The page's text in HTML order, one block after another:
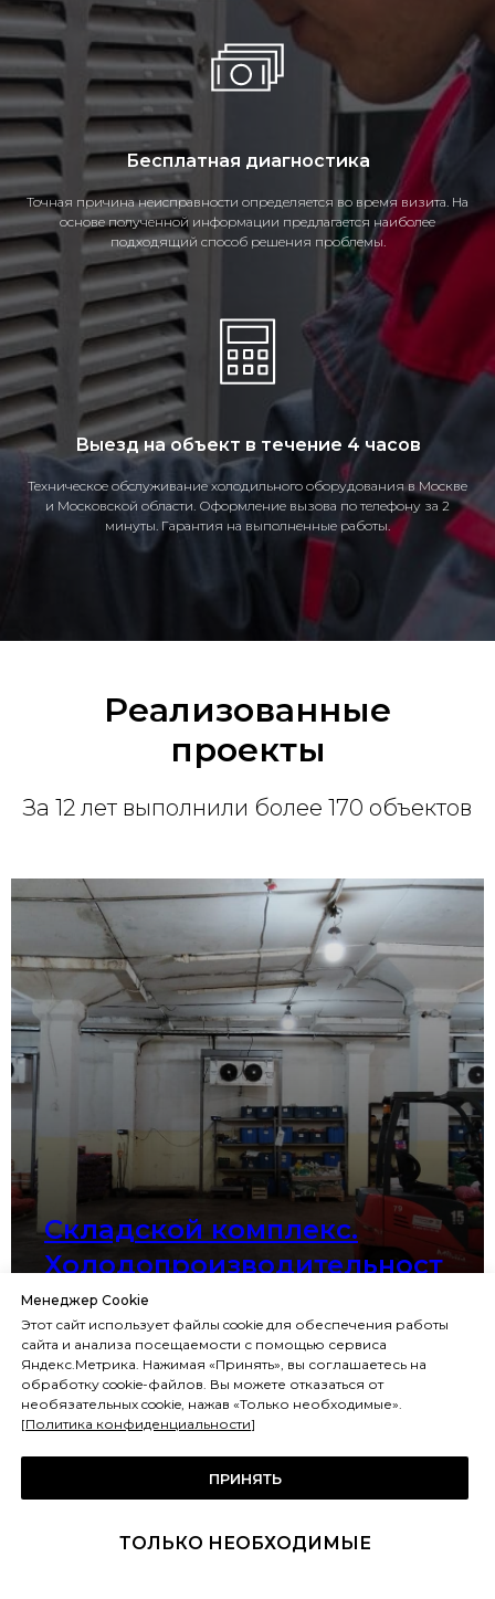
Бесплатная диагностика
Точная причина неисправности определяется во время визита. На
основе полученной информации предлагается наиболее
подходящий способ решения проблемы.
Выезд на объект в течение 4 часов
Техническое обслуживание холодильного оборудования в Москве
и Московской области. Оформление вызова по телефону за 2
минуты. Гарантия на выполненные работы.
Реализованные
проекты
За 12 лет выполнили более 170 объектов
Складской комплекс.
Холодопроизводительност
ь более 1 мВт.
Менеджер Cookie
Этот сайт использует файлы cookie для обеспечения работы
сайта и анализа посещаемости с помощью сервиса
Яндекс.Метрика. Нажимая «Принять», вы соглашаетесь на
обработку cookie-файлов. Вы можете отказаться от
необязательных cookie, нажав «Только необходимые».
[Политика конфиденциальности]
ПРИНЯТЬ
ТОЛЬКО НЕОБХОДИМЫЕ